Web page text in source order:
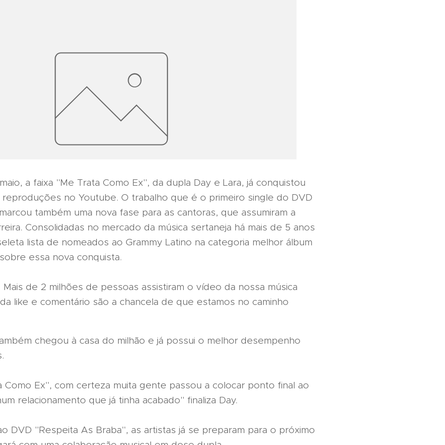
a faixa "Me Trata Como Ex", da dupla Day e Lara, já conquistou
no Youtube. O trabalho que é o primeiro single do DVD
também uma nova fase para as cantoras, que assumiram a
Consolidadas no mercado da música sertaneja há mais de 5 anos
lista de nomeados ao Grammy Latino na categoria melhor álbum
essa nova conquista.
de 2 milhões de pessoas assistiram o vídeo da nossa música
like e comentário são a chancela de que estamos no caminho
chegou à casa do milhão e já possui o melhor desempenho
Ex", com certeza muita gente passou a colocar ponto final ao
relacionamento que já tinha acabado" finaliza Day.
DVD "Respeita As Braba", as artistas já se preparam para o próximo